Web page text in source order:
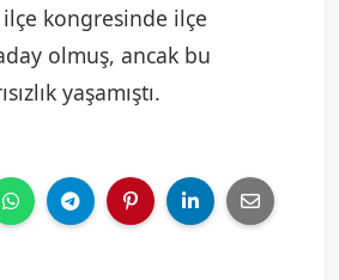
kongresinde ilçe
olmuş, ancak bu
yaşamıştı.